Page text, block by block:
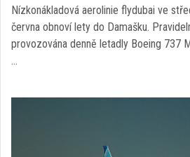
Nízkonákladová aerolinie flydubai ve
června obnoví lety do Damašku.
provozována denně letadly Boeing 737
…